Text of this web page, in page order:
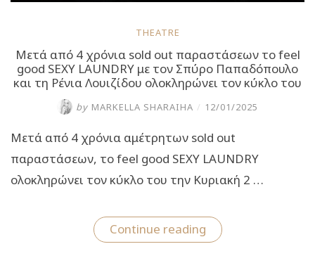
THEATRE
Μετά από 4 χρόνια sold out παραστάσεων το feel
good SEXY LAUNDRY με τον Σπύρο Παπαδόπουλο
και τη Ρένια Λουιζίδου ολοκληρώνει τον κύκλο του
by MARKELLA SHARAIHA / 12/01/2025
Μετά από 4 χρόνια αμέτρητων sold out
παραστάσεων, το feel good SEXY LAUNDRY
ολοκληρώνει τον κύκλο του την Κυριακή 2 …
Continue reading“Μετά
από